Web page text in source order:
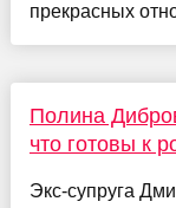
прекрасных
Полина
что готовы к
Экс-супруга